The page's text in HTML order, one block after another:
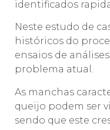
identificados
Neste estudo de
históricos do
ensaios de
problema atual.
As manchas
queijo podem ser
sendo que este